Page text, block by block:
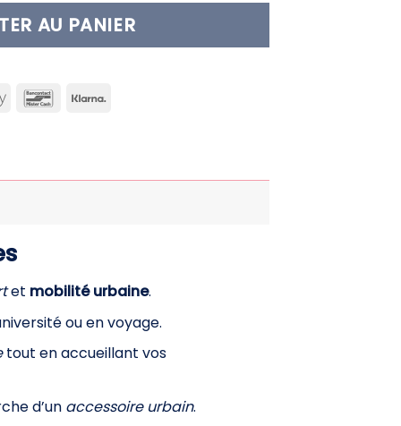
AU PANIER
Apple
Bancontact
Klarna
et mobilité urbaine.
ou en voyage.
tout en accueillant vos
d’un accessoire urbain.